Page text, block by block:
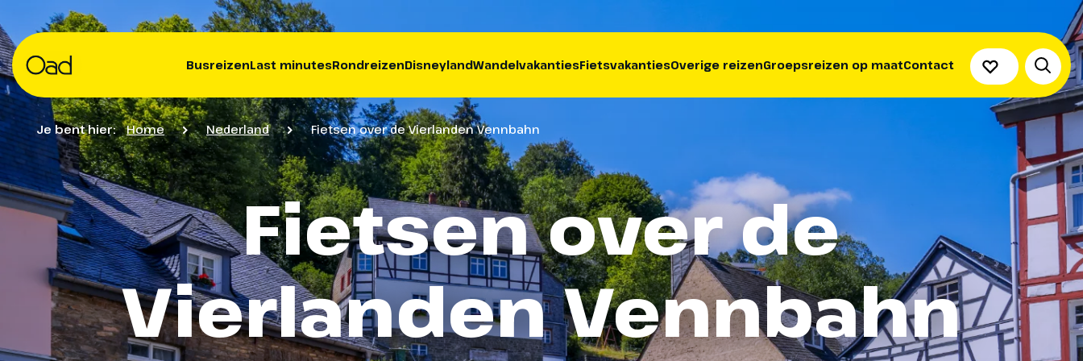
BusreizenLast minutesRondreizenDisneylandWandelvakantiesFietsvakantiesOverige reizenGroepsreizen op maatContact
Je bent hier: Home Nederland Fietsen over de Vierlanden Vennbahn
Fietsen over de
Vierlanden Vennbahn